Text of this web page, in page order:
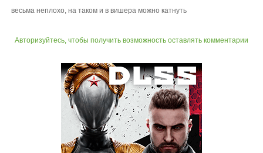
весьма неплохо, на таком и в вишера можно катнуть
Авторизуйтесь, чтобы получить возможность оставлять комментарии